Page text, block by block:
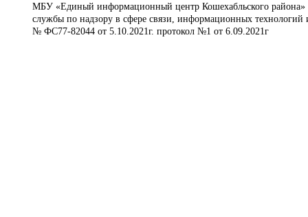
МБУ «Единый информационный центр Кошехабльского района»
службы по надзору в сфере связи, информационных
№ ФС77-82044 от 5.10.2021г. протокол №1 от 6.09.2021г